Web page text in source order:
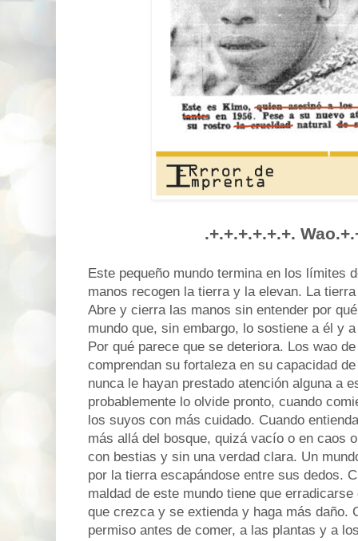
.+.+.+.+.+.+.
Este pequeño mundo termina en los límites
manos recogen la tierra y la elevan. La
Abre y cierra las manos sin entender por
mundo que, sin embargo, lo sostiene a él y
Por qué parece que se deteriora. Los wao
comprendan su fortaleza en su capacidad
nunca le hayan prestado atención alguna a
probablemente lo olvide pronto, cuando
los suyos con más cuidado. Cuando
más allá del bosque, quizá vacío o en caos
con bestias y sin una verdad clara. Un
por la tierra escapándose entre sus dedos.
maldad de este mundo tiene que
que crezca y se extienda y haga más daño.
permiso antes de comer, a las plantas y a